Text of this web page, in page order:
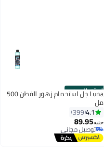
الستور الرسمي Luna جل استحمام زهور القطن 500
مل
4.1
399
جنيه89.95
توصيل مجاني
توصيل مجاني